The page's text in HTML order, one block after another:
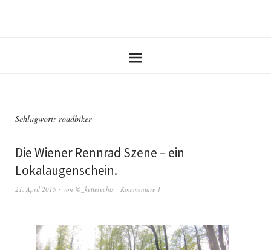
Schlagwort: roadbiker
Die Wiener Rennrad Szene – ein
Lokalaugenschein.
21. April 2015 von @_ketterechts Kommentare 1